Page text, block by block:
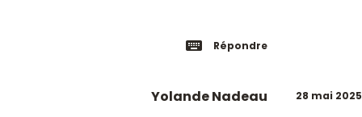
Répondre
28 mai 2025
Yolande Nadeau